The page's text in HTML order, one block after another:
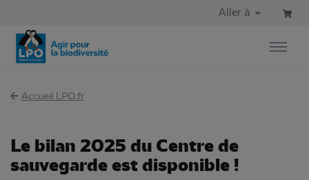
Aller au menu principal
Aller à
Accueil LPO.fr
Le bilan 2025 du Centre de
sauvegarde est disponible !